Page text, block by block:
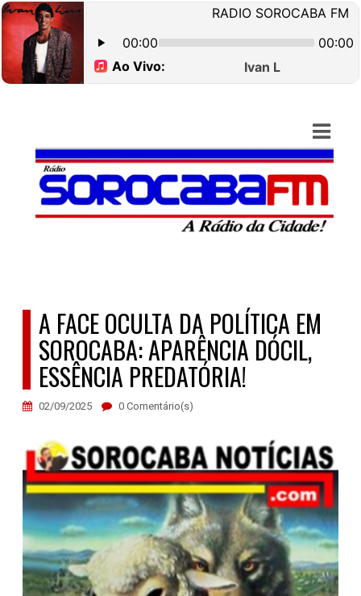
A FACE OCULTA DA POLÍTICA EM
SOROCABA: APARÊNCIA DÓCIL,
ESSÊNCIA PREDATÓRIA!
02/09/2025 0 Comentário(s)